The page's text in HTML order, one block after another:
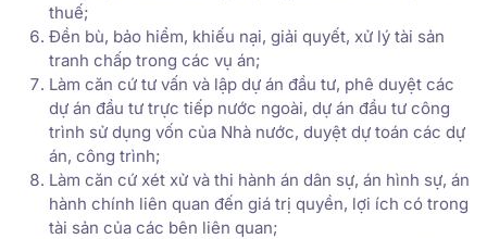
thuế;
Đền bù, bảo hiểm, khiếu nại, giải quyết, xử lý tài sản
tranh chấp trong các vụ án;
Làm căn cứ tư vấn và lập dự án đầu tư, phê duyệt các
dự án đầu tư trực tiếp nước ngoài, dự án đầu tư công
trình sử dụng vốn của Nhà nước, duyệt dự toán các dự
án, công trình;
Làm căn cứ xét xử và thi hành án dân sự, án hình sự, án
hành chính liên quan đến giá trị quyền, lợi ích có trong
tài sản của các bên liên quan;